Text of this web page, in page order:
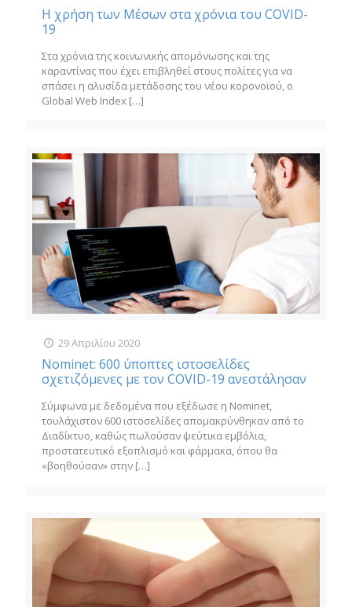
Η χρήση των Μέσων στα χρόνια του COVID-
19
Στα χρόνια της κοινωνικής απομόνωσης και της
καραντίνας που έχει επιβληθεί στους πολίτες για να
σπάσει η αλυσίδα μετάδοσης του νέου κορονοϊού, ο
Global Web Index […]
29 Απριλίου 2020
Nominet: 600 ύποπτες ιστοσελίδες
σχετιζόμενες με τον COVID-19 ανεστάλησαν
Σύμφωνα με δεδομένα που εξέδωσε η Nominet,
τουλάχιστον 600 ιστοσελίδες απομακρύνθηκαν από το
Διαδίκτυο, καθώς πωλούσαν ψεύτικα εμβόλια,
προστατευτικό εξοπλισμό και φάρμακα, όπου θα
«βοηθούσαν» στην […]